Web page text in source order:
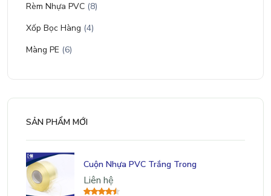
Rèm Nhựa PVC (8)
Xốp Bọc Hàng (4)
Màng PE (6)
SẢN PHẨM MỚI
Cuộn Nhựa PVC Trắng Trong
Liên hệ